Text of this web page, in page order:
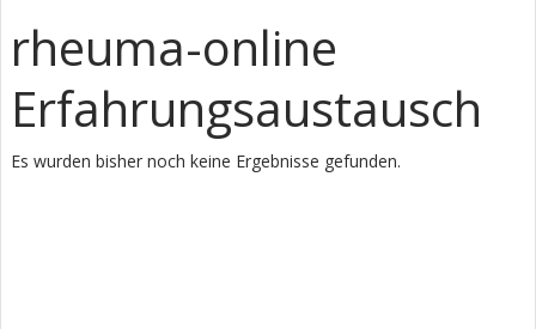
rheuma-online
Erfahrungsaustausch
Es wurden bisher noch keine Ergebnisse gefunden.